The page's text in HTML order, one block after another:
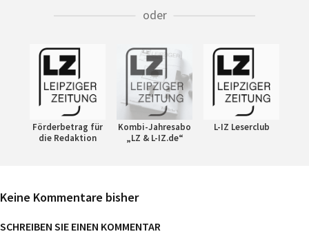
oder
Förderbetrag für
die Redaktion
Kombi-Jahresabo
„LZ & L-IZ.de“
L-IZ Leserclub
Keine Kommentare bisher
SCHREIBEN SIE EINEN KOMMENTAR